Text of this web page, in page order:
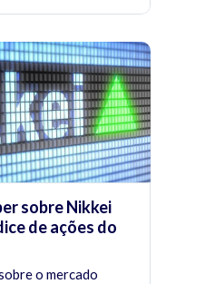
sobre Nikkei
de ações do
o mercado